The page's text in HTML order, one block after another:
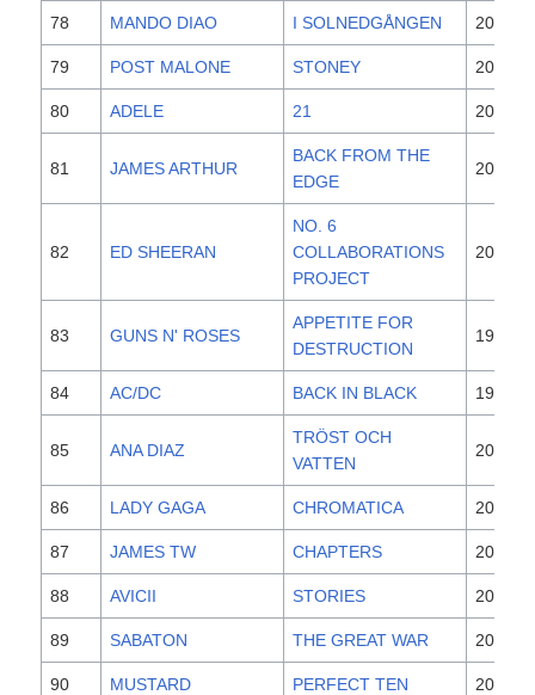
78 MANDO DIAO I SOLNEDGÅNGEN 2020
79 POST MALONE STONEY 2016
80 ADELE 21 2011
81 JAMES ARTHUR
BACK FROM THE
EDGE
2016
82 ED SHEERAN
NO. 6
COLLABORATIONS
PROJECT
2019
83 GUNS N' ROSES
APPETITE FOR
DESTRUCTION
1987
84 AC/DC BACK IN BLACK 1980
85 ANA DIAZ
TRÖST OCH
VATTEN
2020
86 LADY GAGA CHROMATICA 2020
87 JAMES TW CHAPTERS 2019
88 AVICII STORIES 2015
89 SABATON THE GREAT WAR 2019
90 MUSTARD PERFECT TEN 2019